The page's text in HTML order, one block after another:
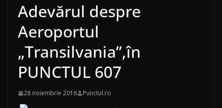
Adevărul despre
Aeroportul
„Transilvania”,în
PUNCTUL 607
28 noiembrie 2016 Punctul.ro